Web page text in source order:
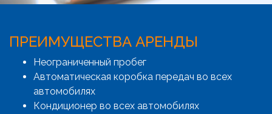
ПРЕИМУЩЕСТВА АРЕНДЫ
Неограниченный пробег
Автоматическая коробка передач во всех
автомобилях
Кондиционер во всех автомобилях